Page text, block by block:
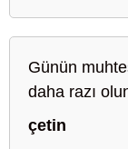
Günün
daha razı
çetin